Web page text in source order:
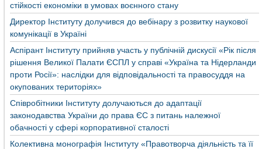
стійкості економіки в умовах воєнного стану
Директор Інституту долучився до вебінару з розвитку наукової
комунікації в Україні
Аспірант Інституту прийняв участь у публічній дискусії «Рік після
рішення Великої Палати ЄСПЛ у справі «Україна та Нідерланди
проти Росії»: наслідки для відповідальності та правосуддя на
окупованих територіях»
Співробітники Інституту долучаються до адаптації
законодавства України до права ЄС з питань належної
обачності у сфері корпоративної сталості
Колективна монографія Інституту «Правотворча діяльність та її